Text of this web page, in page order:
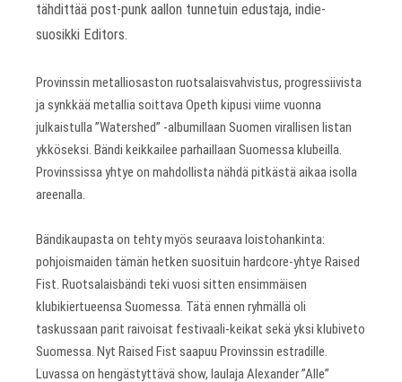
tähdittää post-punk aallon tunnetuin edustaja, indie-
suosikki Editors.
Provinssin metalliosaston ruotsalaisvahvistus, progressiivista
ja synkkää metallia soittava Opeth kipusi viime vuonna
julkaistulla ”Watershed” -albumillaan Suomen virallisen listan
ykköseksi. Bändi keikkailee parhaillaan Suomessa klubeilla.
Provinssissa yhtye on mahdollista nähdä pitkästä aikaa isolla
areenalla.
Bändikaupasta on tehty myös seuraava loistohankinta:
pohjoismaiden tämän hetken suosituin hardcore-yhtye Raised
Fist. Ruotsalaisbändi teki vuosi sitten ensimmäisen
klubikiertueensa Suomessa. Tätä ennen ryhmällä oli
taskussaan parit raivoisat festivaali-keikat sekä yksi klubiveto
Suomessa. Nyt Raised Fist saapuu Provinssin estradille.
Luvassa on hengästyttävä show, laulaja Alexander ”Alle”